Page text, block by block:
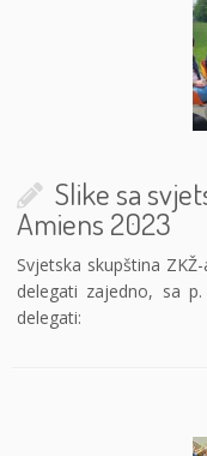
Slike sa
Amiens 2023
Svjetska skupština
delegati zajedno, sa
delegati: